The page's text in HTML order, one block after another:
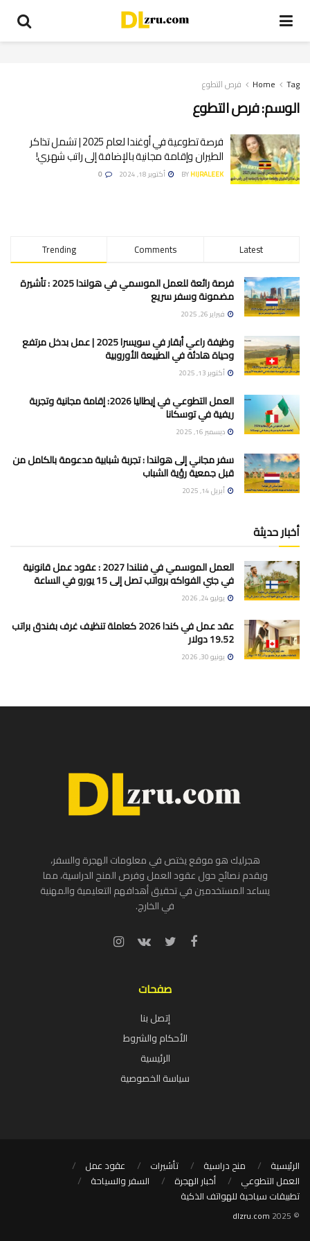
Home Tag فرص التطوع
الوسم:فرص التطوع
فرصة تطوعية في أوغندا لعام 2025 | تشمل تذاكر
الطيران وإقامة مجانية بالإضافة إلى راتب شهري!
BYHIJRALEEK أكتوبر 18, 2024
Trending Comments Latest
فرصة رائعة للعمل الموسمي في هولندا 2025 : تأشيرة
مضمونة وسفر سريع
فبراير 26, 2025
وظيفة راعي أبقار في سويسرا 2025 | عمل بدخل مرتفع
وحياة هادئة في الطبيعة الأوروبية
أكتوبر 13, 2025
العمل التطوعي في إيطاليا 2026: إقامة مجانية وتجربة
ريفية في توسكانا
ديسمبر 16, 2025
سفر مجاني إلى هولندا : تجربة شبابية مدعومة بالكامل من
قبل جمعية رؤية الشباب
أبريل 14, 2025
أخبار حديثة
العمل الموسمي في فنلندا 2027 : عقود عمل قانونية
في جني الفواكه برواتب تصل إلى 15 يورو في الساعة
يوليو 24, 2026
عقد عمل في كندا 2026 كعاملة تنظيف غرف بفندق براتب
19.52 دولار
يونيو 30, 2026
هجرليك هو موقع يختص في معلومات الهجرة والسفر،
ويقدم نصائح حول عقود العمل وفرص المنح الدراسية، مما
يساعد المستخدمين في تحقيق أهدافهم التعليمية والمهنية
في الخارج.
صفحات
إتصل بنا
الأحكام والشروط
الرئيسية
سياسة الخصوصية
الرئيسية منح دراسية تأشيرات
عقود عمل
العمل التطوعي
أخبار الهجرة
السفر والسياحة
تطبيقات سياحية للهواتف الذكية
© 2025
dlzru.com